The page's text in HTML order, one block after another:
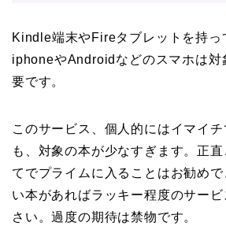
Kindle端末やFireタブレットを持っ
iphoneやAndroidなどのスマホは対
要です。
このサービス、個人的にはイマイ
も、対象の本が少なすぎます。正
てでプライムに入ることはお勧め
い本があればラッキー程度のサー
さい。過度の期待は禁物です。